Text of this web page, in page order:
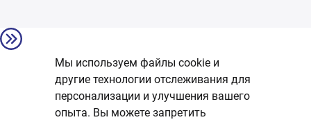
Мы используем файлы cookie и
другие технологии отслеживания для
персонализации и улучшения вашего
опыта. Вы можете запретить